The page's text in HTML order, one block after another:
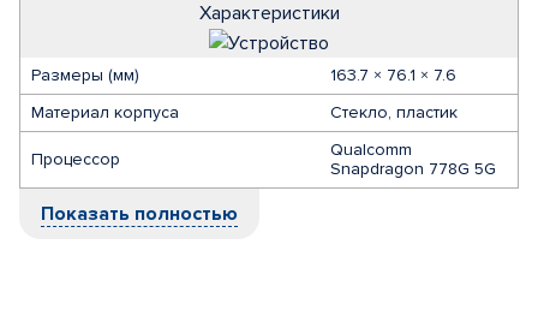
Характеристики
Размеры (мм)
163.7 × 76.1 × 7.6
Материал корпуса
Стекло, пластик
Процессор
Qualcomm
Snapdragon 778G 5G
Показать полностью